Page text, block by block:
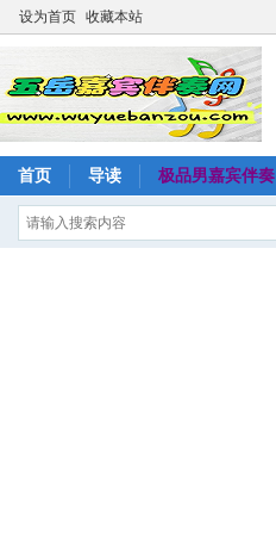
设为首页 收藏本站
首页 导读 极品男嘉宾伴奏